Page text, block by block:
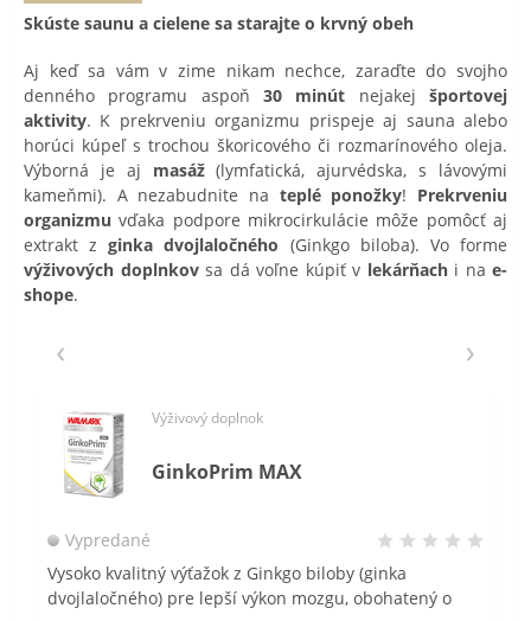
Skúste saunu a cielene sa starajte o krvný obeh
Aj keď sa vám v zime nikam nechce, zaraďte do svojho
denného programu aspoň 30 minút nejakejšportovej
aktivity. K prekrveniu organizmu prispeje aj sauna alebo
horúci kúpeľ s trochou škoricového či rozmarínového oleja.
Výborná je aj masáž(lymfatická, ajurvédska, s lávovými
kameňmi). A nezabudnite na teplé ponožky! Prekrveniu
organizmu vďaka podpore mikrocirkulácie môže pomôcť aj
extrakt zginka dvojlaločného (Ginkgo biloba). Vo forme
výživových doplnkovsa dá voľne kúpiť v lekárňach i na e-
shope.
Výživový doplnok
GinkoPrim MAX
Vypredané
Vysoko kvalitný výťažok z Ginkgo biloby (ginka
dvojlaločného) pre lepší výkon mozgu, obohatený o